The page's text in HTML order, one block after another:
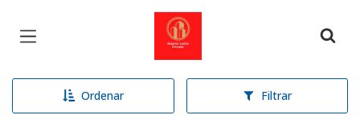
Página inicial
Ordenar Filtrar